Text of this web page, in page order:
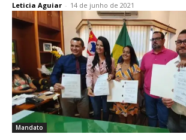
Leticia Aguiar - 14 de junho de 2021
Mandato